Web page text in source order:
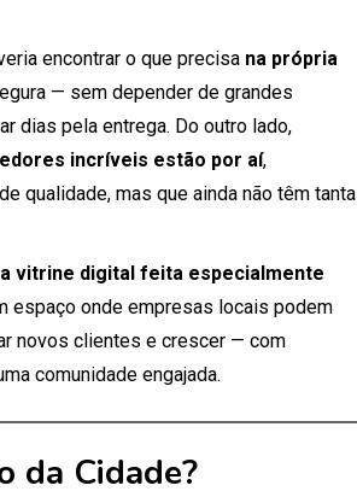
encontrar o que precisa na própria
— sem depender de grandes
dias pela entrega. Do outro lado,
incríveis estão por aí,
qualidade, mas que ainda não têm tanta
vitrine digital feita especialmente
espaço onde empresas locais podem
novos clientes e crescer — com
comunidade engajada.
da Cidade?